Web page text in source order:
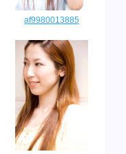
af9980013885